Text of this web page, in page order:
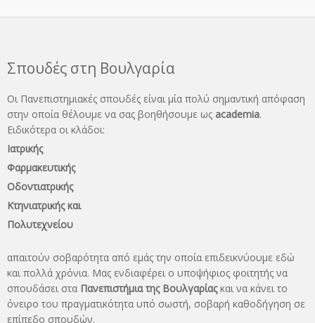
Σπουδές στη Βουλγαρία
Οι Πανεπιστημιακές σπουδές είναι μία πολύ σημαντική απόφαση
στην οποία θέλουμε να σας βοηθήσουμε ως academia.
Ειδικότερα οι κλάδοι:
Ιατρικής
Φαρμακευτικής
Οδοντιατρικής
Κτηνιατρικής και
Πολυτεχνείου
απαιτούν σοβαρότητα από εμάς την οποία επιδεικνύουμε εδώ
και πολλά χρόνια. Μας ενδιαφέρει ο υποψήφιος φοιτητής να
σπουδάσει στα Πανεπιστήμια της Βουλγαρίαςκαι να κάνει το
όνειρo του πραγματικότητα υπό σωστή, σοβαρή καθοδήγηση σε
επίπεδο σπουδών.